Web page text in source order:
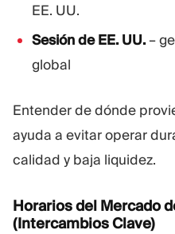
EE. UU.
Sesión de EE. UU.–
global
Entender de dónde
ayuda a evitar operar
calidad y baja liquidez.
Horarios del Mercado
(Intercambios Clave)